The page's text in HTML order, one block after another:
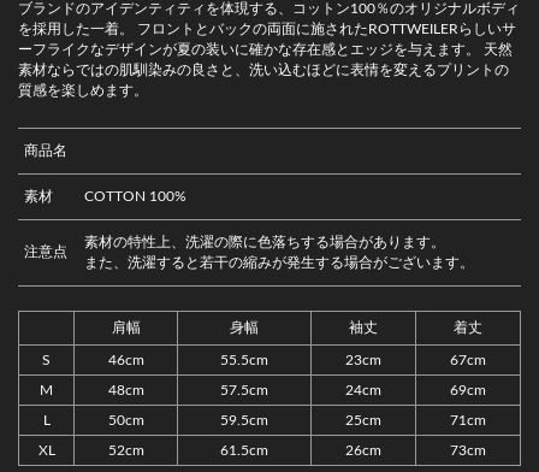
ブランドのアイデンティティを体現する、コットン100％のオリジナルボディ
を採用した一着。 フロントとバックの両面に施されたROTTWEILERらしいサ
ーフライクなデザインが夏の装いに確かな存在感とエッジを与えます。 天然
素材ならではの肌馴染みの良さと、洗い込むほどに表情を変えるプリントの
質感を楽しめます。
商品名
素材 COTTON 100%
注意点
素材の特性上、洗濯の際に色落ちする場合があります。
また、洗濯すると若干の縮みが発生する場合がございます。
肩幅 身幅 袖丈 着丈
S 46cm 55.5cm 23cm 67cm
M 48cm 57.5cm 24cm 69cm
L 50cm 59.5cm 25cm 71cm
XL 52cm 61.5cm 26cm 73cm